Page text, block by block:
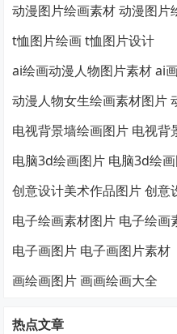
动漫图片绘画素材 动漫图片
t恤图片绘画 t恤图片设计
ai绘画动漫人物图片素材 ai
动漫人物女生绘画素材图片
电视背景墙绘画图片 电视背
电脑3d绘画图片 电脑3d绘
创意设计美术作品图片 创意
电子绘画素材图片 电子绘画
电子画图片 电子画图片素材
画绘画图片 画画绘画大全
热点文章